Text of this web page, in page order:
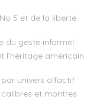
5 et de la liberté
du geste informel
l’héritage américain
par univers olfactif
et montres